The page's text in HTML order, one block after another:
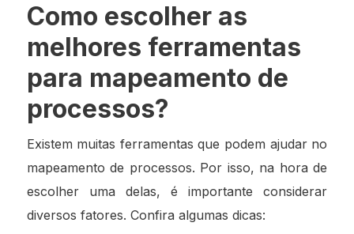
Como escolher as
melhores ferramentas
para mapeamento de
processos?
Existem muitas ferramentas que podem ajudar no
mapeamento de processos. Por isso, na hora de
escolher uma delas, é importante considerar
diversos fatores. Confira algumas dicas: